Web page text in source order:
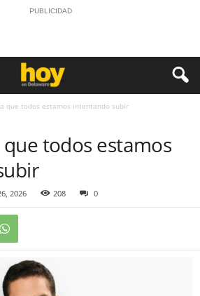
PUBLICIDAD
que todos estamos intentando subir
todos estamos
2026 208 0